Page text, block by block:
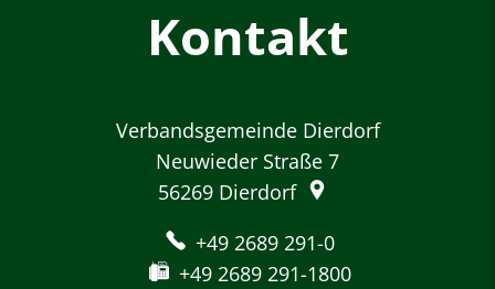
Kontakt
Verbandsgemeinde Dierdorf
Neuwieder Straße 7
56269 Dierdorf
+49 2689 291-0
+49 2689 291-1800